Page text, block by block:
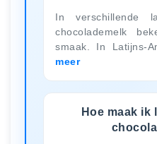
In verschillende
chocolademelk
smaak. In Latijns-
meer
Hoe maak ik